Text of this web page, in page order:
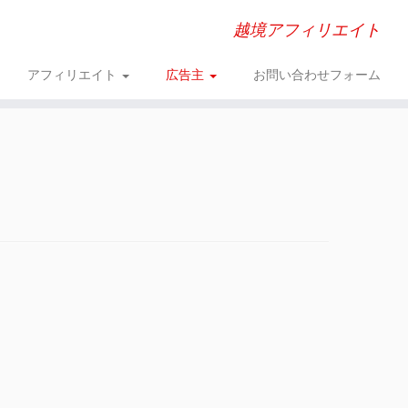
越境アフィリエイト
アフィリエイト 広告主 お問い合わせフォーム